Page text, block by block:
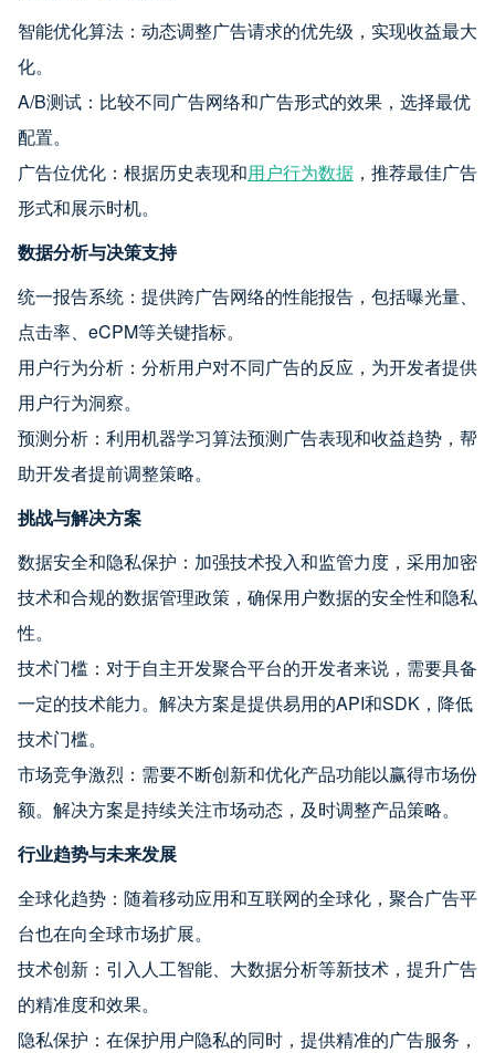
智能优化算法：动态调整广告请求的优先级，实现收益最大
化。
A/B测试：比较不同广告网络和广告形式的效果，选择最优
配置。
广告位优化：根据历史表现和用户行为数据 ，推荐最佳广告
形式和展示时机。
数据分析与决策支持
统一报告系统：提供跨广告网络的性能报告，包括曝光量、
点击率、eCPM等关键指标。
用户行为分析：分析用户对不同广告的反应，为开发者提供
用户行为洞察。
预测分析：利用机器学习算法预测广告表现和收益趋势，帮
助开发者提前调整策略。
挑战与解决方案
数据安全和隐私保护：加强技术投入和监管力度，采用加密
技术和合规的数据管理政策，确保用户数据的安全性和隐私
性。
技术门槛：对于自主开发聚合平台的开发者来说，需要具备
一定的技术能力。解决方案是提供易用的API和SDK，降低
技术门槛。
市场竞争激烈：需要不断创新和优化产品功能以赢得市场份
额。解决方案是持续关注市场动态，及时调整产品策略。
行业趋势与未来发展
全球化趋势：随着移动应用和互联网的全球化，聚合广告平
台也在向全球市场扩展。
技术创新：引入人工智能、大数据分析等新技术，提升广告
的精准度和效果。
隐私保护：在保护用户隐私的同时，提供精准的广告服务，